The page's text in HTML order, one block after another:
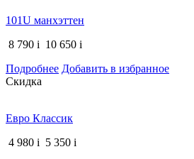
101U манхэттен
8 790 i 10 650 i
Подробнее Добавить в избранное
Скидка
Евро Классик
4 980 i 5 350 i